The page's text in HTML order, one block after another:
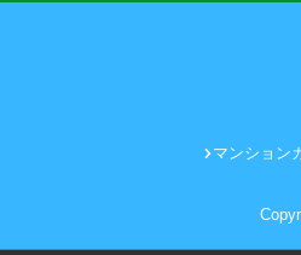
マンション